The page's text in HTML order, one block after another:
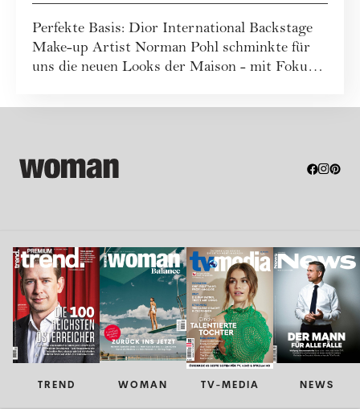
Pohl
Perfekte Basis: Dior International Backstage
Make-up Artist Norman Pohl schminkte für
uns die neuen Looks der Maison - mit Fokus
TREND WOMAN TV-MEDIA NEWS